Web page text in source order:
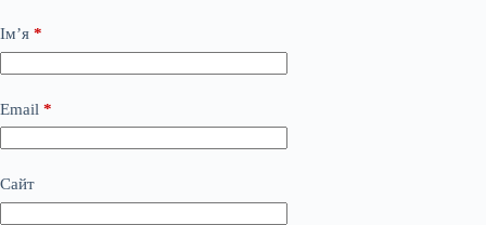
Ім’я *
Email *
Сайт